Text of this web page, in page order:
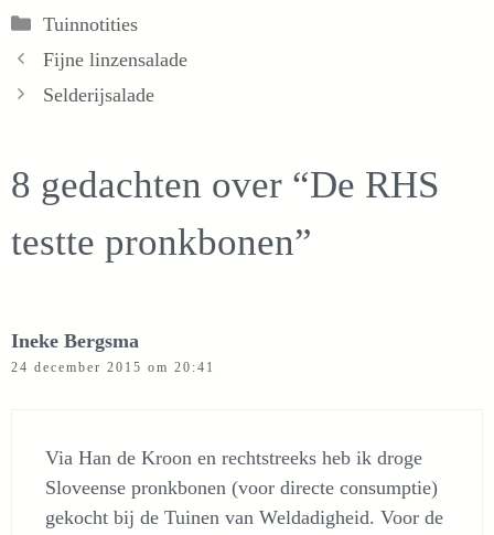
Categorieën
Tuinnotities
Fijne linzensalade
Selderijsalade
8 gedachten over “De RHS
testte pronkbonen”
Ineke Bergsma
24 december 2015 om 20:41
Via Han de Kroon en rechtstreeks heb ik droge
Sloveense pronkbonen (voor directe consumptie)
gekocht bij de Tuinen van Weldadigheid. Voor de